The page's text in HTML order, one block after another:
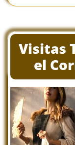
Visitas
el